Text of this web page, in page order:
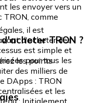
les envoyer vers un
comme
il est
d'acheter des
est simple et
pour tous les
TRON ?
les points
des milliers de
DApps : TRON
et les